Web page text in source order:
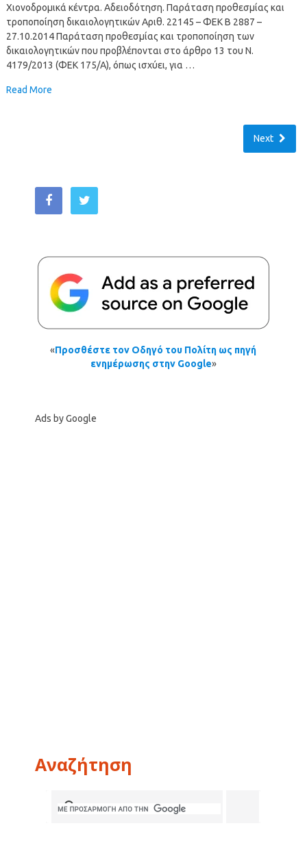
Χιονοδρομικά κέντρα. Αδειοδότηση. Παράταση προθεσμίας και
τροποποίηση δικαιολογητικών Αριθ. 22145 – ΦΕΚ B 2887 –
27.10.2014 Παράταση προθεσμίας και τροποποίηση των
δικαιολογητικών που προβλέπονται στο άρθρο 13 του Ν.
4179/2013 (ΦΕΚ 175/Α), όπως ισχύει, για …
Read More
Next
«Προσθέστε τον Οδηγό του Πολίτη ως πηγή
ενημέρωσης στην Google»
Ads by Google
Αναζήτηση